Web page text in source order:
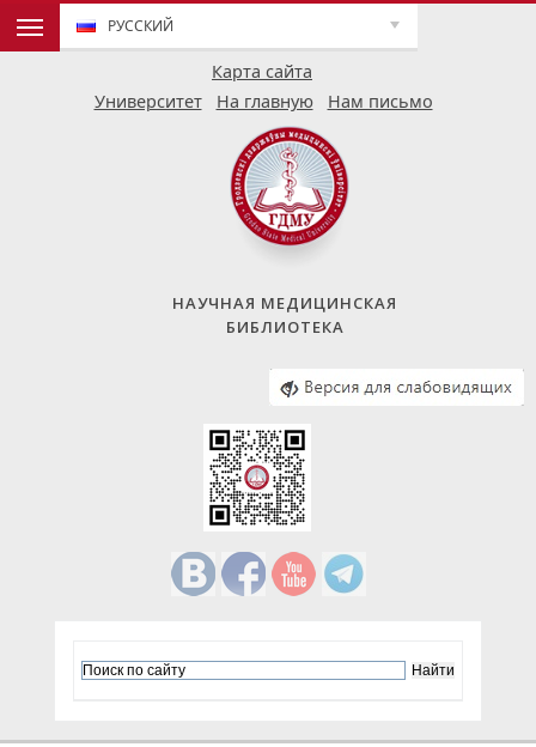
Карта сайта
РУССКИЙ
Университет На главную Нам письмо
НАУЧНАЯ МЕДИЦИНСКАЯ
БИБЛИОТЕКА